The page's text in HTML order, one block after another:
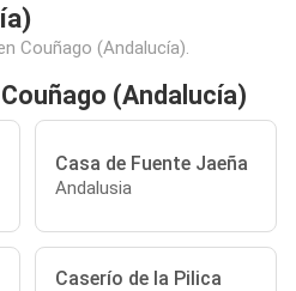
Couñago (Andalucía).
(Andalucía)
Casa de Fuente Jaeña
Andalusia
Caserío de la Pilica